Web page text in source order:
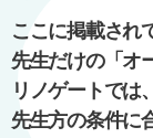
シ
ョ
ン
ここに掲載され
先生だけの「オ
リノゲートでは
先生方の条件に